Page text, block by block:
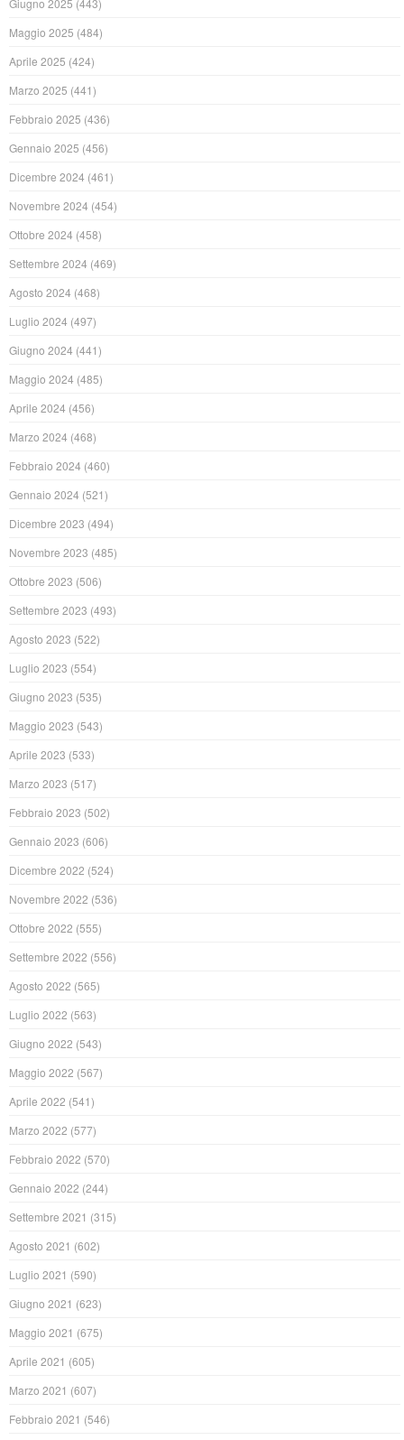
Maggio 2025 (484)
Aprile 2025 (424)
Marzo 2025 (441)
Febbraio 2025 (436)
Gennaio 2025 (456)
Dicembre 2024 (461)
Novembre 2024 (454)
Ottobre 2024 (458)
Settembre 2024 (469)
Agosto 2024 (468)
Luglio 2024 (497)
Giugno 2024 (441)
Maggio 2024 (485)
Aprile 2024 (456)
Marzo 2024 (468)
Febbraio 2024 (460)
Gennaio 2024 (521)
Dicembre 2023 (494)
Novembre 2023 (485)
Ottobre 2023 (506)
Settembre 2023 (493)
Agosto 2023 (522)
Luglio 2023 (554)
Giugno 2023 (535)
Maggio 2023 (543)
Aprile 2023 (533)
Marzo 2023 (517)
Febbraio 2023 (502)
Gennaio 2023 (606)
Dicembre 2022 (524)
Novembre 2022 (536)
Ottobre 2022 (555)
Settembre 2022 (556)
Agosto 2022 (565)
Luglio 2022 (563)
Giugno 2022 (543)
Maggio 2022 (567)
Aprile 2022 (541)
Marzo 2022 (577)
Febbraio 2022 (570)
Gennaio 2022 (244)
Settembre 2021 (315)
Agosto 2021 (602)
Luglio 2021 (590)
Giugno 2021 (623)
Maggio 2021 (675)
Aprile 2021 (605)
Marzo 2021 (607)
Febbraio 2021 (546)